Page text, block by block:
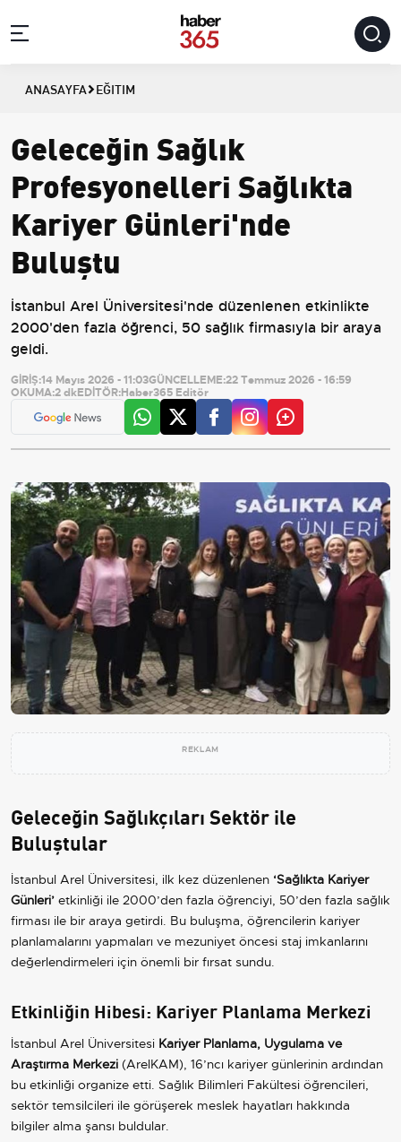
ANASAYFA EĞITIM
Geleceğin Sağlık
Profesyonelleri Sağlıkta
Kariyer Günleri'nde
Buluştu
İstanbul Arel Üniversitesi'nde düzenlenen etkinlikte
2000'den fazla öğrenci, 50 sağlık firmasıyla bir araya
geldi.
GİRİŞ:14 Mayıs 2026 - 11:03GÜNCELLEME:22 Temmuz 2026 - 16:59
OKUMA:2 dkEDİTÖR:Haber365 Editör
REKLAM
Geleceğin Sağlıkçıları Sektör ile
Buluştular
İstanbul Arel Üniversitesi, ilk kez düzenlenen ‘Sağlıkta Kariyer
Günleri’ etkinliği ile 2000’den fazla öğrenciyi, 50’den fazla sağlık
firması ile bir araya getirdi. Bu buluşma, öğrencilerin kariyer
planlamalarını yapmaları ve mezuniyet öncesi staj imkanlarını
değerlendirmeleri için önemli bir fırsat sundu.
Etkinliğin Hibesi: Kariyer Planlama Merkezi
İstanbul Arel Üniversitesi Kariyer Planlama, Uygulama ve
Araştırma Merkezi (ArelKAM), 16’ncı kariyer günlerinin ardından
bu etkinliği organize etti. Sağlık Bilimleri Fakültesi öğrencileri,
sektör temsilcileri ile görüşerek meslek hayatları hakkında
bilgiler alma şansı buldular.